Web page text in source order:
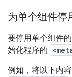
为单个组件停
要停用单个组件
始化程序的
例如，将以下内